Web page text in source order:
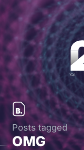
Posts tagged
OMG